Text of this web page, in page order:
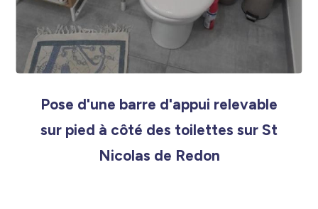
Pose d'une barre d'appui relevable
sur pied à côté des toilettes sur St
Nicolas de Redon